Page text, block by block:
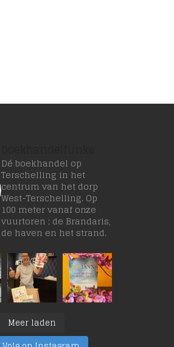
Dé boekhandel op
Terschelling in het
centrum van het dorp
West-Terschelling. Op
100 meter vanaf onze
vuurtoren ; de Brandaris,
de haven en het strand.
Meer laden